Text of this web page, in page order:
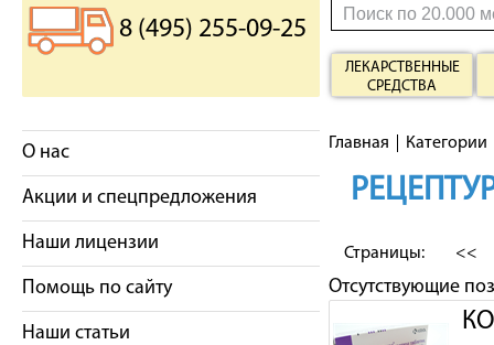
8 (495) 255-09-25
ЛЕКАРСТВЕННЫЕ
СРЕДСТВА
О нас
Акции и спецпредложения
Наши лицензии
Помощь по сайту
Наши статьи
Главная Категории
Страницы: <<
Отсутствующие